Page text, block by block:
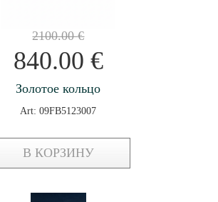
2100.00€
840.00 €
Золотое кольцо
Art: 09FB5123007
В КОРЗИНУ